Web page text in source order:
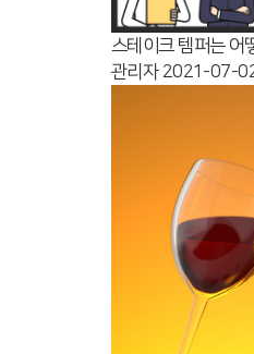
스테이크 템퍼는 어
관리자 2021-07-